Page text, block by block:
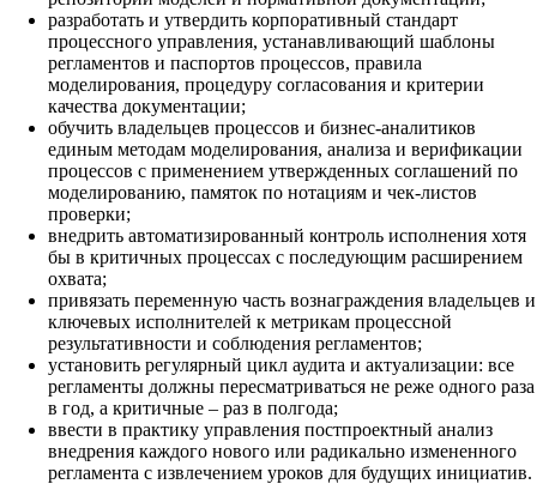
разработать и утвердить корпоративный стандарт
процессного управления, устанавливающий шаблоны
регламентов и паспортов процессов, правила
моделирования, процедуру согласования и критерии
качества документации;
обучить владельцев процессов и бизнес-аналитиков
единым методам моделирования, анализа и верификации
процессов с применением утвержденных соглашений по
моделированию, памяток по нотациям и чек-листов
проверки;
внедрить автоматизированный контроль исполнения хотя
бы в критичных процессах с последующим расширением
охвата;
привязать переменную часть вознаграждения владельцев и
ключевых исполнителей к метрикам процессной
результативности и соблюдения регламентов;
установить регулярный цикл аудита и актуализации: все
регламенты должны пересматриваться не реже одного раза
в год, а критичные – раз в полгода;
ввести в практику управления постпроектный анализ
внедрения каждого нового или радикально измененного
регламента с извлечением уроков для будущих инициатив.